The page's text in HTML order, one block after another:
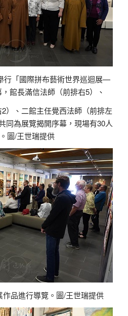
行「國際拼布藝術世界巡迴展—
館長滿信法師（前排右5）、
）、二館主任覺西法師（前排左
同為展覽揭開序幕，現場有30人
圖/王世瑞提供
品進行導覽。圖/王世瑞提供